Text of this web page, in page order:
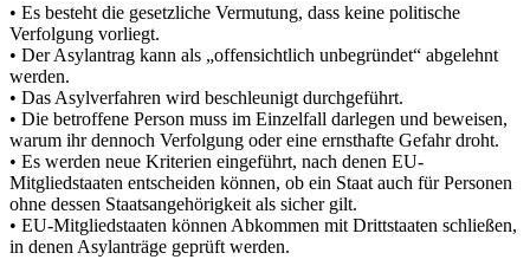
• Es besteht die gesetzliche Vermutung, dass keine politische
Verfolgung vorliegt.
• Der Asylantrag kann als „offensichtlich unbegründet“ abgelehnt
werden.
• Das Asylverfahren wird beschleunigt durchgeführt.
• Die betroffene Person muss im Einzelfall darlegen und beweisen,
warum ihr dennoch Verfolgung oder eine ernsthafte Gefahr droht.
• Es werden neue Kriterien eingeführt, nach denen EU-
Mitgliedstaaten entscheiden können, ob ein Staat auch für Personen
ohne dessen Staatsangehörigkeit als sicher gilt.
• EU-Mitgliedstaaten können Abkommen mit Drittstaaten schließen,
in denen Asylanträge geprüft werden.